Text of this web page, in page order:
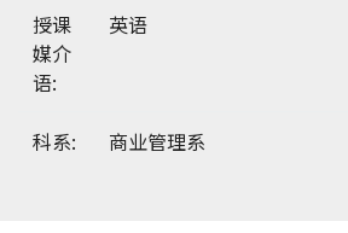
授课
媒介
语:
英语
科系: 商业管理系